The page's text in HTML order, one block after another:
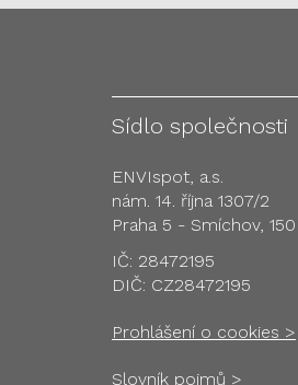
Sídlo společnosti
ENVIspot, a.s.
nám. 14. října 1307/2
Praha 5 - Smíchov,
IČ: 28472195
DIČ: CZ28472195
Prohlášení o cookies >
Slovník pojmů >